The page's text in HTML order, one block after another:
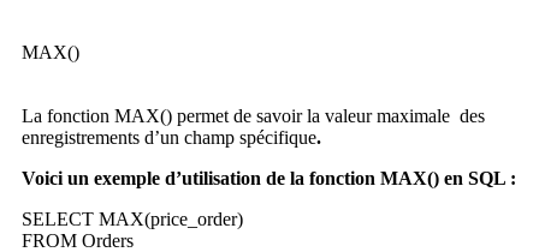
MAX()
La fonction MAX() permet de savoir la valeur maximale des
enregistrements d’un champ spécifique.
Voici un exemple d’utilisation de la fonction MAX() en SQL :
SELECT MAX(price_order)
FROM Orders